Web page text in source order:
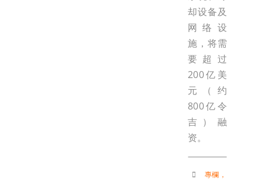
却设备及
网络设
施，将需
要超过
200亿美
元（约
800亿令
吉）融
资。
專欄 ，